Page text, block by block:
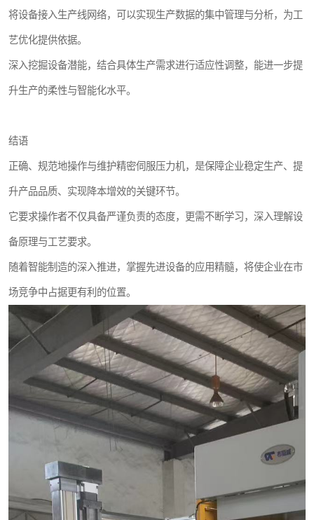
将设备接入生产线网络，可以实现生产数据的集中管理与分析，为工
艺优化提供依据。
深入挖掘设备潜能，结合具体生产需求进行适应性调整，能进一步提
升生产的柔性与智能化水平。
结语
正确、规范地操作与维护精密伺服压力机，是保障企业稳定生产、提
升产品品质、实现降本增效的关键环节。
它要求操作者不仅具备严谨负责的态度，更需不断学习，深入理解设
备原理与工艺要求。
随着智能制造的深入推进，掌握先进设备的应用精髓，将使企业在市
场竞争中占据更有利的位置。